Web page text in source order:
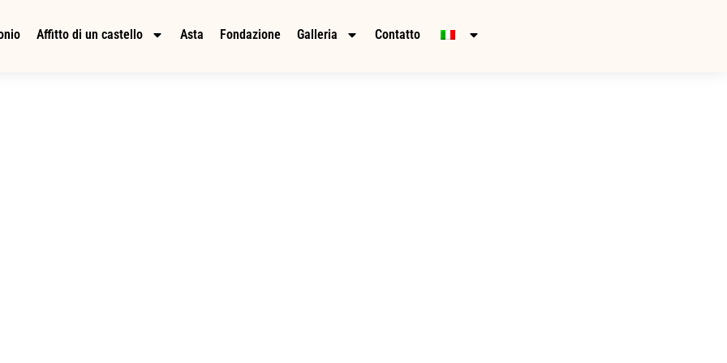
Affitto di un castello Asta Fondazione Galleria Contatto